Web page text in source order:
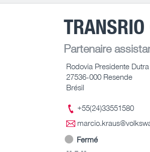
Partenaire
Rodovia Presidente
27536-000 Resende
Brésil
+55(24)33551580
Fermé
-- – --